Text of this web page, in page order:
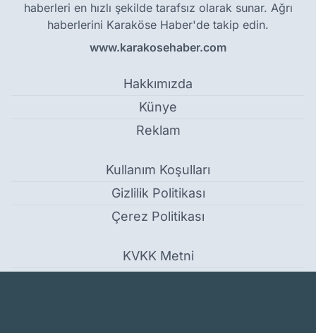
haberleri en hızlı şekilde tarafsız olarak sunar. Ağrı
haberlerini Karaköse Haber'de takip edin.
www.karakosehaber.com
Hakkımızda
Künye
Reklam
Kullanım Koşulları
Gizlilik Politikası
Çerez Politikası
KVKK Metni